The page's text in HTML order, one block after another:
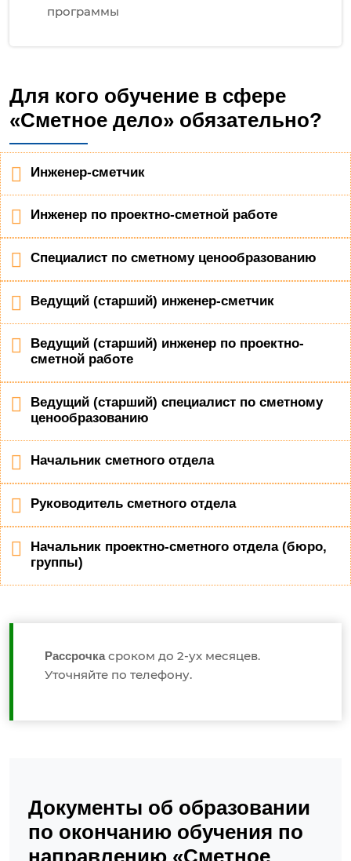
программы
Для кого обучение в сфере
«Сметное дело» обязательно?
Инженер-сметчик
Инженер по проектно-сметной работе
Специалист по сметному ценообразованию
Ведущий (старший) инженер-сметчик
Ведущий (старший) инженер по проектно-
сметной работе
Ведущий (старший) специалист по сметному
ценообразованию
Начальник сметного отдела
Руководитель сметного отдела
Начальник проектно-сметного отдела (бюро,
группы)
Рассрочка сроком до 2-ух месяцев.
Уточняйте по телефону.
Документы об образовании
по окончанию обучения по
направлению «Сметное